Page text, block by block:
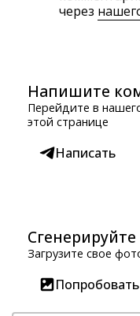
через
Напишите
Перейдите в
этой странице
Написать
Сгенерируйте
Загрузите свое
Попробовать